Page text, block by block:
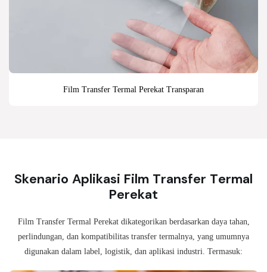
Film Transfer Termal Perekat Transparan
Skenario Aplikasi Film Transfer Termal
Perekat
Film Transfer Termal Perekat dikategorikan berdasarkan daya tahan,
perlindungan, dan kompatibilitas transfer termalnya, yang umumnya
digunakan dalam label, logistik, dan aplikasi industri. Termasuk: